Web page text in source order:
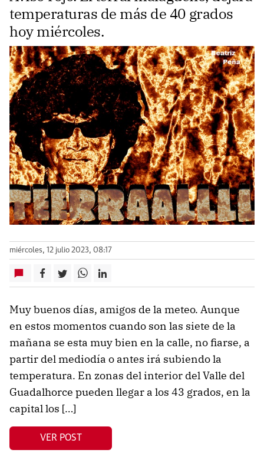
temperaturas de más de 40 grados
hoy miércoles.
miércoles, 12 julio 2023, 08:17
Muy buenos días, amigos de la meteo. Aunque
en estos momentos cuando son las siete de la
mañana se esta muy bien en la calle, no fiarse, a
partir del mediodía o antes irá subiendo la
temperatura. En zonas del interior del Valle del
Guadalhorce pueden llegar a los 43 grados, en la
capital los […]
VER POST